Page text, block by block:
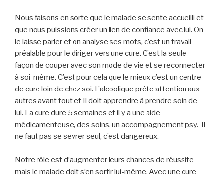
Nous faisons en sorte que le malade se sente accueilli et
que nous puissions créer un lien de confiance avec lui. On
le laisse parler et on analyse ses mots, c’est un travail
préalable pour le diriger vers une cure. C’est la seule
façon de couper avec son mode de vie et se reconnecter
à soi-même. C’est pour cela que le mieux c’est un centre
de cure loin de chez soi. L’alcoolique prête attention aux
autres avant tout et Il doit apprendre à prendre soin de
lui. La cure dure 5 semaines et il y a une aide
médicamenteuse, des soins, un accompagnement psy. Il
ne faut pas se sevrer seul, c’est dangereux.
Notre rôle est d’augmenter leurs chances de réussite
mais le malade doit s’en sortir lui-même. Avec une cure